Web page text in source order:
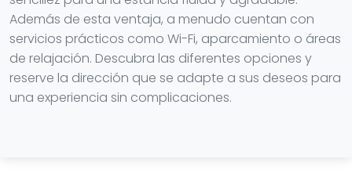
Además de esta ventaja, a menudo cuentan con
servicios prácticos como Wi-Fi, aparcamiento o áreas
de relajación. Descubra las diferentes opciones y
reserve la dirección que se adapte a sus deseos para
una experiencia sin complicaciones.